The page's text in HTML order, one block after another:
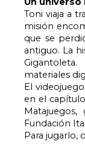
Toni viaja a
misión
que se
antiguo. La
materiales
El
en el
Fundación
Para jugarlo,